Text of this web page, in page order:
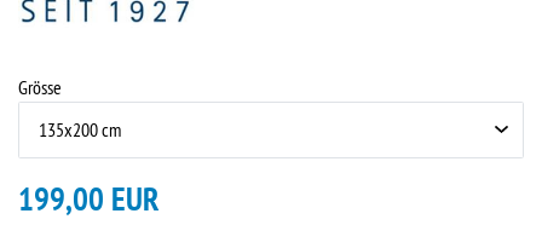
Grösse
199,00 EUR